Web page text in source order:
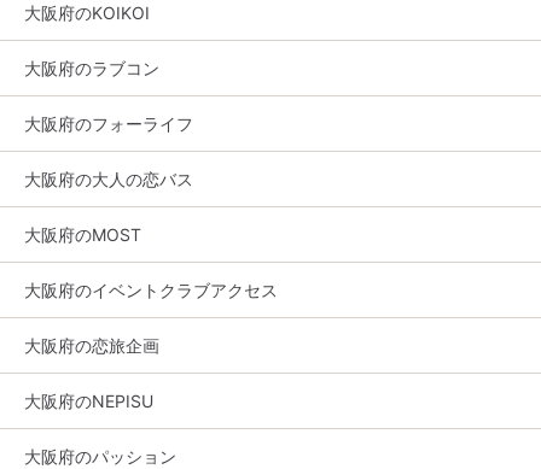
大阪府のKOIKOI
大阪府のラブコン
大阪府のフォーライフ
大阪府の大人の恋バス
大阪府のMOST
大阪府のイベントクラブアクセス
大阪府の恋旅企画
大阪府のNEPISU
大阪府のパッション